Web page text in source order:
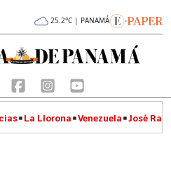
25.2°C | PANAMÁ
La Llorona Venezuela José